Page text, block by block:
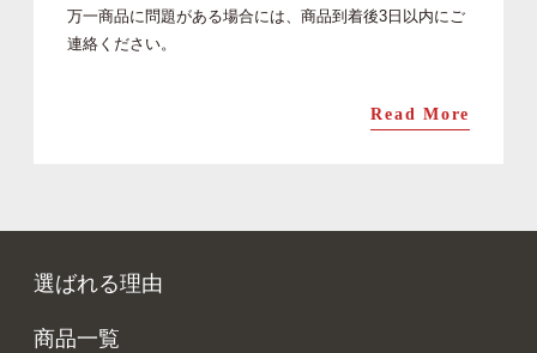
万一商品に問題がある場合には、商品到着後3日以内にご
連絡ください。
Read More
選ばれる理由
商品一覧